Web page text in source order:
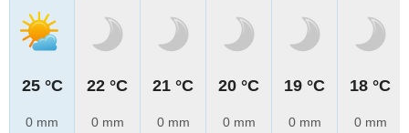
25 °C
0 mm
22 °C
0 mm
21 °C
0 mm
20 °C
0 mm
19 °C
0 mm
18 °C
0 mm